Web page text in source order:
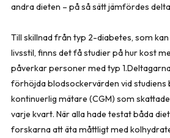
andra dieten – på så sätt jämfördes
Till skillnad från typ 2-diabetes, som
livsstil, finns det få studier på hur kost
påverkar personer med typ
förhöjda blodsockervärden vid studiens
kontinuerlig mätare (CGM) som
varje kvart. När alla hade testat båda
forskarna att äta måttligt med